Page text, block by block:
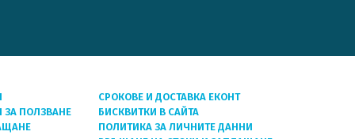
ПОЛЗВАНЕ
СРОКОВЕ И ДОСТАВКА ЕКОНТ
БИСКВИТКИ В САЙТА
ПОЛИТИКА ЗА ЛИЧНИТЕ ДАННИ